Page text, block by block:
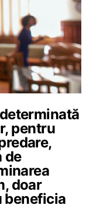
pentru
de
doar
beneficia